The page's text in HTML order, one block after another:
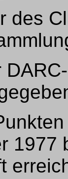
des
1977